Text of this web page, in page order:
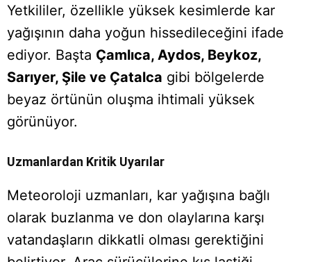
Yetkililer, özellikle yüksek kesimlerde kar
yağışının daha yoğun hissedileceğini ifade
ediyor. Başta Çamlıca, Aydos, Beykoz,
Sarıyer, Şile ve Çatalca gibi bölgelerde
beyaz örtünün oluşma ihtimali yüksek
görünüyor.
Uzmanlardan Kritik Uyarılar
Meteoroloji uzmanları, kar yağışına bağlı
olarak buzlanma ve don olaylarına karşı
vatandaşların dikkatli olması gerektiğini